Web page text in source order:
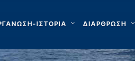
ΙΣΤΟΡΙΑ ΔΙΑΡΘΡΩΣΗ